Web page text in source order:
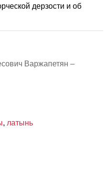
дерзости и об
Варжапетян –
, латынь